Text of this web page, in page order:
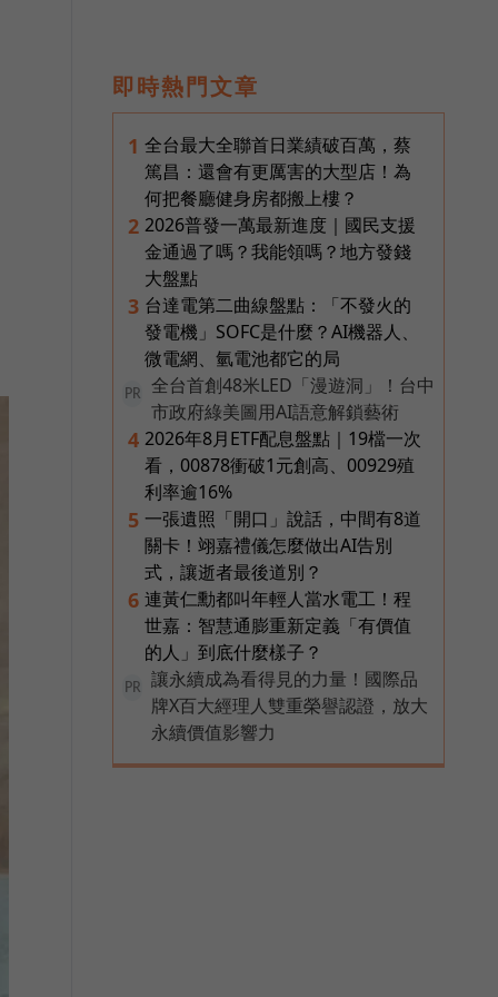
即時熱門文章
1 全台最大全聯首日業績破百萬，蔡
篤昌：還會有更厲害的大型店！為
何把餐廳健身房都搬上樓？
2 2026普發一萬最新進度｜國民支援
金通過了嗎？我能領嗎？地方發錢
大盤點
3 台達電第二曲線盤點：「不發火的
發電機」SOFC是什麼？AI機器人、
微電網、氫電池都它的局
PR
全台首創48米LED「漫遊洞」！台中
市政府綠美圖用AI語意解鎖藝術
4 2026年8月ETF配息盤點｜19檔一次
看，00878衝破1元創高、00929殖
利率逾16%
5 一張遺照「開口」說話，中間有8道
關卡！翊嘉禮儀怎麼做出AI告別
式，讓逝者最後道別？
6 連黃仁勳都叫年輕人當水電工！程
世嘉：智慧通膨重新定義「有價值
的人」到底什麼樣子？
PR
讓永續成為看得見的力量！國際品
牌X百大經理人雙重榮譽認證，放大
永續價值影響力